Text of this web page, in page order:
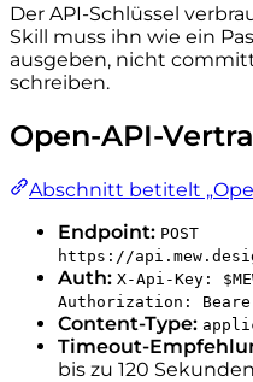
Der API-Schlüssel
Skill muss ihn wie ein
ausgeben, nicht
schreiben.
Open-API-
Abschnitt betitelt
Endpoint: POST
https://
Auth: X-Api-Key:
Authorization: Bearer
Content-Type:
Timeout-
bis zu 120